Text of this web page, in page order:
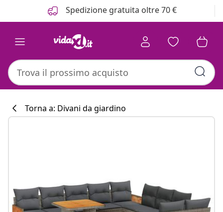
Spedizione gratuita oltre 70 €
Torna a: Divani da giardino